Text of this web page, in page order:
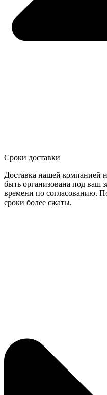
Сроки доставки
Доставка нашей компанией
быть организована под ваш
времени по согласованию.
сроки более сжаты.